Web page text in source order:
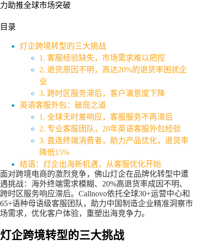
力助推全球市场突破
目录
灯企跨境转型的三大挑战
1. 客服经验缺失，市场需求难以把控
2. 退货原因不明，高达20%的退货率困扰企
业
3. 跨时区服务滞后，客户满意度下降
英语客服外包：破局之道
1. 全球无时差响应，客服服务不再滞后
2. 专业客服团队，20年英语客服外包经验
3. 直连终端消费者，助力产品优化，退货率
降低15%
结语：灯企出海新机遇，从客服优化开始
面对跨境电商的激烈竞争，佛山灯企在品牌化转型中遭
遇挑战：海外终端需求模糊、20%高退货率成因不明、
跨时区服务响应滞后。Callnovo依托全球30+运营中心和
65+语种母语级客服团队，助力中国制造企业精准洞察市
场需求，优化客户体验，重塑出海竞争力。
灯企跨境转型的三大挑战